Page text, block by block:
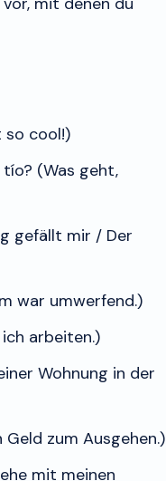
so cool!)
tío? (Was geht,
gefällt mir / Der
war umwerfend.)
arbeiten.)
Wohnung in der
Geld zum Ausgehen.)
mit meinen